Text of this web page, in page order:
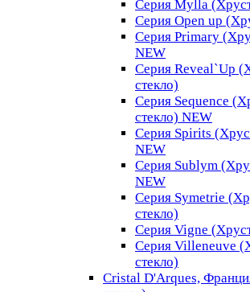
Серия Mylla
Серия Open up
Серия Primary
NEW
Серия Reveal`Up
стекло)
Серия Sequence
стекло) NEW
Серия Spirits
NEW
Серия Sublym
NEW
Серия Symetrie
стекло)
Серия Vigne
Серия Villeneuve
стекло)
Cristal D'Arques,